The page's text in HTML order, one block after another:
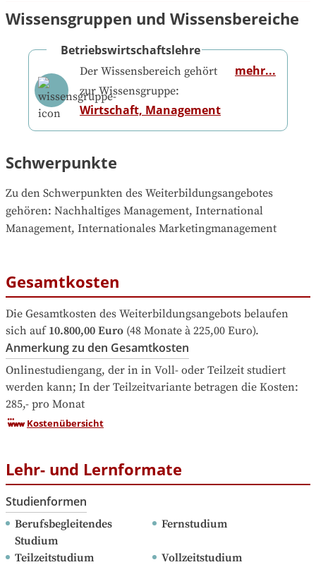
Wissensgruppen und Wissensbereiche
Betriebswirtschaftslehre
Der Wissensbereich gehört
zur Wissensgruppe:
Wirtschaft, Management
mehr...
Schwerpunkte
Zu den Schwerpunkten des Weiterbildungsangebotes
gehören: Nachhaltiges Management, International
Management, Internationales Marketingmanagement
Gesamtkosten
Die Gesamtkosten des Weiterbildungsangebots belaufen
sich auf 10.800,00 Euro (48 Monate à 225,00 Euro).
Anmerkung zu den Gesamtkosten
Onlinestudiengang, der in in Voll- oder Teilzeit studiert
werden kann; In der Teilzeitvariante betragen die Kosten:
285,- pro Monat
Kostenübersicht
Lehr- und Lernformate
Studienformen
Berufsbegleitendes
Studium
Fernstudium
Teilzeitstudium Vollzeitstudium